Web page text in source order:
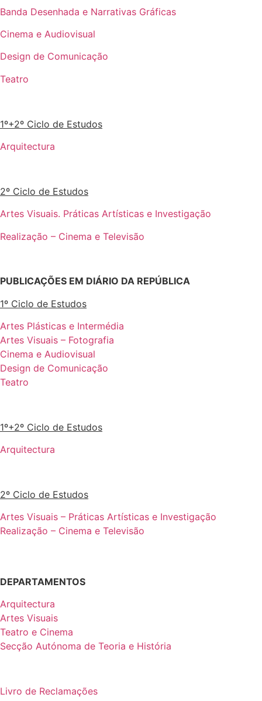
Banda Desenhada e Narrativas Gráficas
Cinema e Audiovisual
Design de Comunicação
Teatro
1º+2º Ciclo de Estudos
Arquitectura
2º Ciclo de Estudos
Artes Visuais. Práticas Artísticas e Investigação
Realização – Cinema e Televisão
PUBLICAÇÕES EM DIÁRIO DA REPÚBLICA
1º Ciclo de Estudos
Artes Plásticas e Intermédia
Artes Visuais – Fotografia
Cinema e Audiovisual
Design de Comunicação
Teatro
1º+2º Ciclo de Estudos
Arquitectura
2º Ciclo de Estudos
Artes Visuais – Práticas Artísticas e Investigação
Realização – Cinema e Televisão
DEPARTAMENTOS
Arquitectura
Artes Visuais
Teatro e Cinema
Secção Autónoma de Teoria e História
Livro de Reclamações